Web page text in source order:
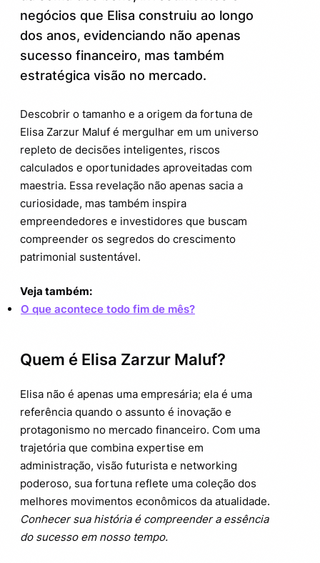
passos da Elisa Zarzur Maluf fortuna
5.
Mercado atual e a influência da fortuna
de Elisa Zarzur Maluf
negócios que Elisa construiu ao longo
dos anos, evidenciando não apenas
sucesso financeiro, mas também
estratégica visão no mercado.
Descobrir o tamanho e a origem da fortuna de
Elisa Zarzur Maluf é mergulhar em um universo
repleto de decisões inteligentes, riscos
calculados e oportunidades aproveitadas com
maestria. Essa revelação não apenas sacia a
curiosidade, mas também inspira
empreendedores e investidores que buscam
compreender os segredos do crescimento
patrimonial sustentável.
Veja também:
O que acontece todo fim de mês?
Quem é Elisa Zarzur Maluf?
Elisa não é apenas uma empresária; ela é uma
referência quando o assunto é inovação e
protagonismo no mercado financeiro. Com uma
trajetória que combina expertise em
administração, visão futurista e networking
poderoso, sua fortuna reflete uma coleção dos
melhores movimentos econômicos da atualidade.
Conhecer sua história é compreender a essência
do sucesso em nosso tempo.